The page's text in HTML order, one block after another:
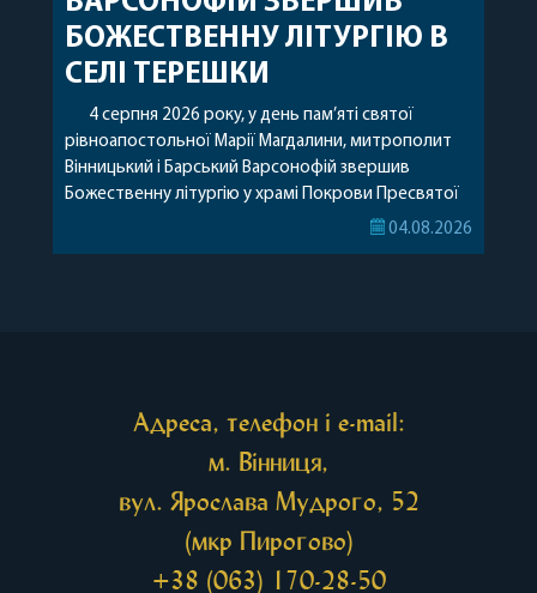
БОЖЕСТВЕННУ ЛІТУРГІЮ В
СЕЛІ ТЕРЕШКИ
4 серпня 2026 року, у день пам’яті святої
рівноапостольної Марії Магдалини, митрополит
Вінницький і Барський Варсонофій звершив
Божественну літургію у храмі Покрови Пресвятої
Богородиці села Терешки Барського благочиння.
04.08.2026
Адреса, телефон і e-mail:
м. Вінниця,
вул. Ярослава Мудрого, 52
(мкр Пирогово)
+38 (063) 170-28-50